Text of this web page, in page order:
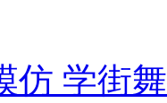
仿 学街